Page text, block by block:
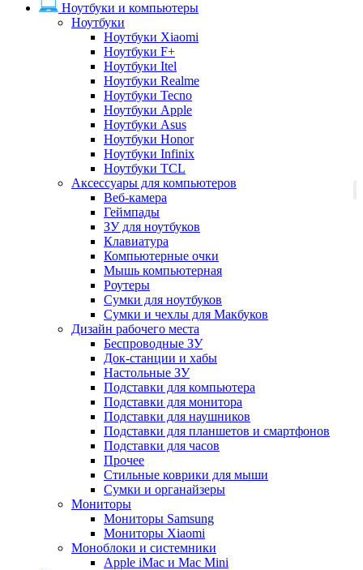
Ноутбуки и компьютеры
Ноутбуки
Ноутбуки Xiaomi
Ноутбуки F+
Ноутбуки Itel
Ноутбуки Realme
Ноутбуки Tecno
Ноутбуки Apple
Ноутбуки Asus
Ноутбуки Honor
Ноутбуки Infinix
Ноутбуки TCL
Аксессуары для компьютеров
Веб-камера
Геймпады
ЗУ для ноутбуков
Клавиатура
Компьютерные очки
Мышь компьютерная
Роутеры
Сумки для ноутбуков
Сумки и чехлы для Макбуков
Дизайн рабочего места
Беспроводные ЗУ
Док-станции и хабы
Настольные ЗУ
Подставки для компьютера
Подставки для монитора
Подставки для наушников
Подставки для планшетов и смартфонов
Подставки для часов
Прочее
Стильные коврики для мыши
Сумки и органайзеры
Мониторы
Мониторы Samsung
Мониторы Xiaomi
Моноблоки и системники
Apple iMac и Mac Mini